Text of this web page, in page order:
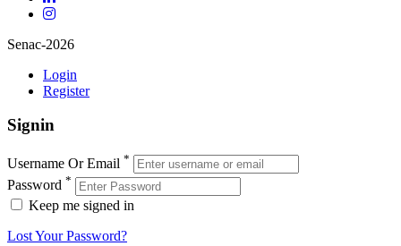
Senac-2026
Login
Register
Signin
Username Or Email *
Password *
Keep me signed in
Lost Your Password?